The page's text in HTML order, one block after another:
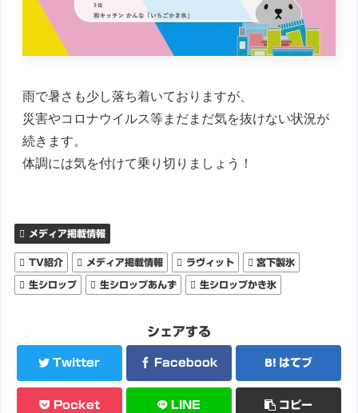
雨で暑さも少し落ち着いておりますが、
災害やコロナウイルス等まだまだ気を抜けない状況が
続きます。
メディア掲載情報
TV紹介 メディア掲載情報 ラヴィット 宮下製氷
生シロップ 生シロップあんず 生シロップかき氷
シェアする
Twitter Facebook はてブ
Pocket LINE コピー